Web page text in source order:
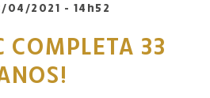
04/2021 - 14h52
COMPLETA 33